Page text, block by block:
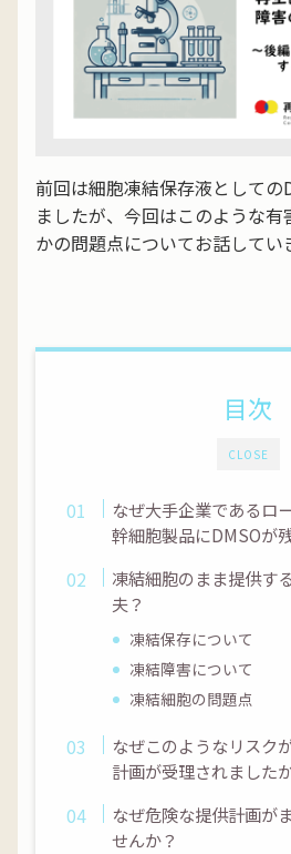
前回は細胞凍結保存液としての
ましたが、今回はこのような
かの問題点についてお話してい
CLOSE
目次
なぜ大手企業であるロ
幹細胞製品にDMSOが
凍結細胞のまま提供す
夫？
凍結保存について
凍結障害について
凍結細胞の問題点
なぜこのようなリスク
計画が受理されました
なぜ危険な提供計画が
せんか？